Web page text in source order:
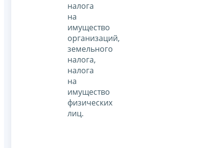
налога
на
имущество
организаций,
земельного
налога,
налога
на
имущество
физических
лиц.